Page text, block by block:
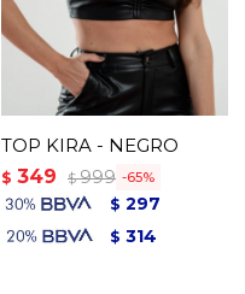
TOP KIRA - NEGRO
$ 349 $ 999 65
$ 297
$ 314